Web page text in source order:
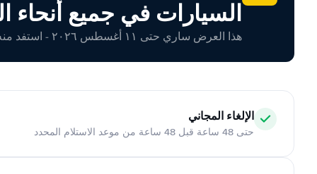
السيارات في جميع أنحاء
هذا العرض ساري حتى ١١ أغسطس ٢٠٢٦ - استفد منه اليوم!
الإلغاء المجاني
حتى 48 ساعة قبل 48 ساعة من موعد الاستلام المحدد